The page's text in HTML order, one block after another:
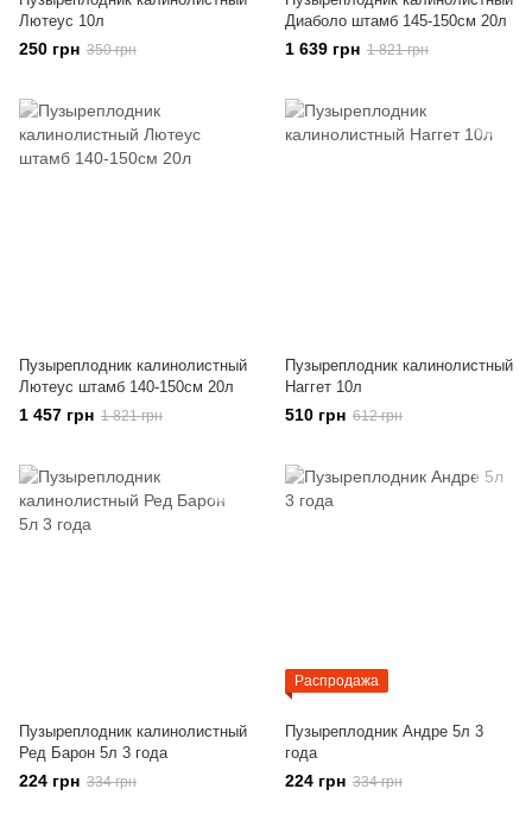
Лютеус 10л
250 грн 350 грн
Диаболо штамб 145-150см 20л
1 639 грн 1 821 грн
Пузыреплодник калинолистный
Лютеус штамб 140-150см 20л
1 457 грн 1 821 грн
Пузыреплодник калинолистный
Наггет 10л
510 грн 612 грн
Пузыреплодник калинолистный
Ред Барон 5л 3 года
224 грн 334 грн
Распродажа
Пузыреплодник Андре 5л 3
года
224 грн 334 грн